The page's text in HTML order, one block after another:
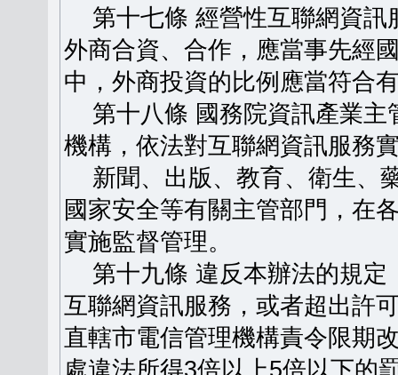
第十七條 經營性互聯網資訊
外商合資、合作，應當事先經
中，外商投資的比例應當符合
第十八條 國務院資訊產業主
機構，依法對互聯網資訊服務
新聞、出版、教育、衛生、
國家安全等有關主管部門，在
實施監督管理。
第十九條 違反本辦法的規定
互聯網資訊服務，或者超出許
直轄市電信管理機構責令限期
處違法所得3倍以上5倍以下的